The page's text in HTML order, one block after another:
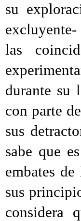
su
las
durante su
con parte
sus
sabe que
embates
sus
considera